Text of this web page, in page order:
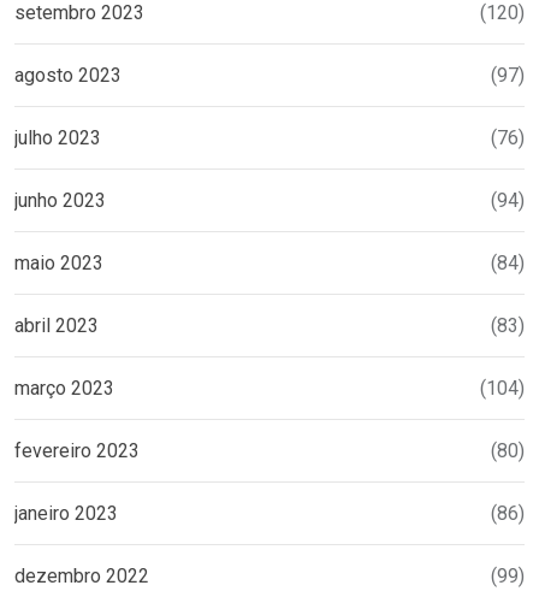
setembro 2023 (120)
agosto 2023 (97)
julho 2023 (76)
junho 2023 (94)
maio 2023 (84)
abril 2023 (83)
março 2023 (104)
fevereiro 2023 (80)
janeiro 2023 (86)
dezembro 2022 (99)